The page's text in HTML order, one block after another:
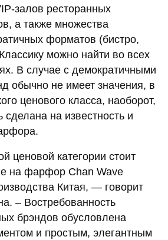
залов ресторанных
а также множества
форматов (бистро,
можно найти во всех
В случае с демократичными
обычно не имеет значения, в
ценового класса, наоборот,
сделана на известность и
ценовой категории стоит
на фарфор Chan Wave
Китая, — говорит
– Востребованность
брэндов обусловлена
и простым, элегантным